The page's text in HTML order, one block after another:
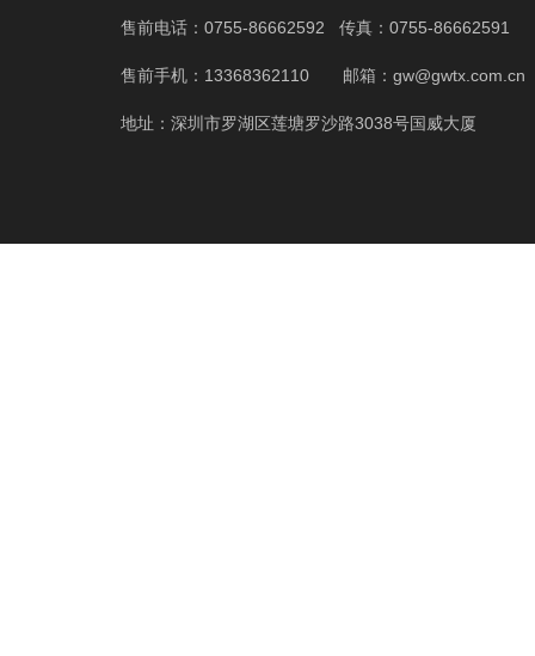
售前电话：0755-86662592 传真：0755-86662591
售前手机：13368362110 邮箱：gw@gwtx.com.cn
地址：深圳市罗湖区莲塘罗沙路3038号国威大厦